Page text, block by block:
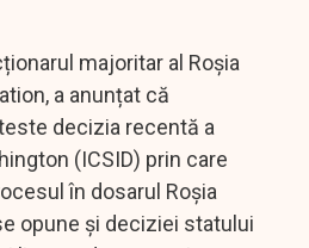
majoritar al Roșia
a anunțat că
decizia recentă a
(ICSID) prin care
în dosarul Roșia
opune și deciziei statului